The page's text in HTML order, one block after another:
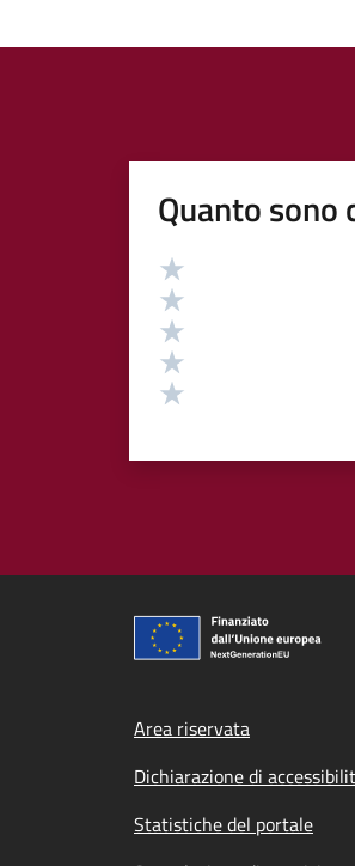
Quanto sono
Valutazione
Footer
Area riservata
Dichiarazione di
Statistiche del portale